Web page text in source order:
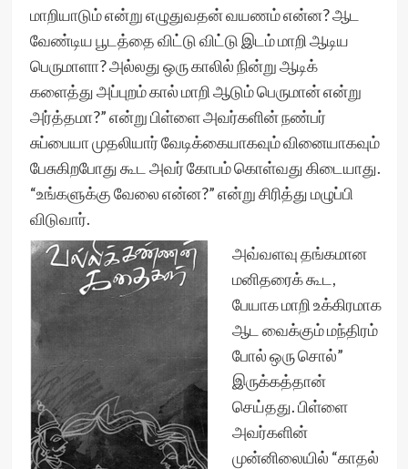
மாறியாடும் என்று எழுதுவதன் வயணம் என்ன? ஆட
வேண்டிய பூடத்தை விட்டு விட்டு இடம் மாறி ஆடிய
பெருமாளா? அல்லது ஒரு காலில் நின்று ஆடிக்
களைத்து அப்புறம் கால் மாறி ஆடும் பெருமான் என்று
அர்த்தமா?” என்று பிள்ளை அவர்களின் நண்பர்
சுப்பையா முதலியார் வேடிக்கையாகவும் வினையாகவும்
பேசுகிறபோது கூட அவர் கோபம் கொள்வது கிடையாது.
“உங்களுக்கு வேலை என்ன?” என்று சிரித்து மழுப்பி
விடுவார்.
அவ்வளவு தங்கமான
மனிதரைக் கூட,
பேயாக மாறி உக்கிரமாக
ஆட வைக்கும் மந்திரம்
போல் ஒரு சொல்”
இருக்கத்தான்
செய்தது. பிள்ளை
அவர்களின்
முன்னிலையில் “காதல்